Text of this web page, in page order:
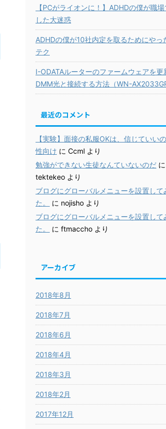
【PCがライオンに！】ADHDの僕が職場
した大迷惑
ADHDの僕が10社内定を取るためにやっ
テク
I-ODATAルーターのファームウェアを更
DMM光と接続する方法（WN-AX2033GR
最近のコメント
【実験】面接の私服OKは、信じていい
性向け に Ccml より
勉強ができない生徒なんていないのだ に
tektekeo より
ブログにグローバルメニューを設置して
た。
に nojisho より
ブログにグローバルメニューを設置して
た。
に ftmaccho より
アーカイブ
2018年8月
2018年7月
2018年6月
2018年4月
2018年3月
2018年2月
2017年12月